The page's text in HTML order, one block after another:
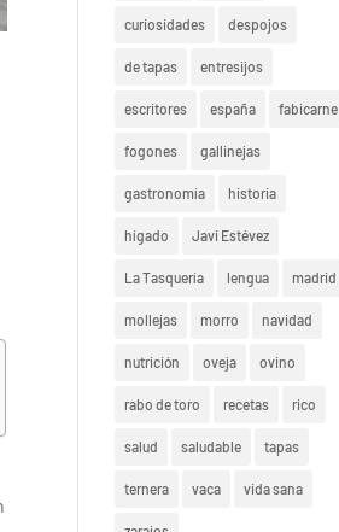
curiosidades despojos
de tapas entresijos
escritores españa fabicarne
fogones gallinejas
gastronomía historia
hígado Javi Estévez
La Tasquería lengua madrid
mollejas morro navidad
nutrición oveja ovino
rabo de toro recetas rico
salud saludable tapas
ternera vaca vida sana